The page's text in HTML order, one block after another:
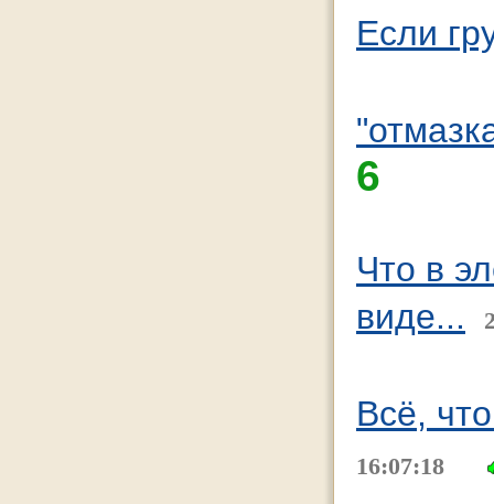
Если
6
Что в
виде...
Всё,
16:07:18